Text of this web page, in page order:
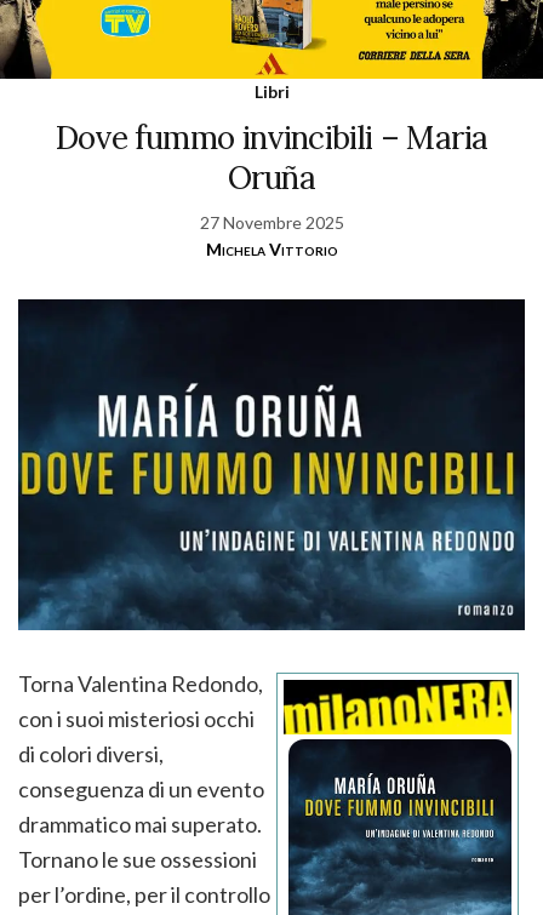
Libri
Dove fummo invincibili – Maria
Oruña
27 Novembre 2025
Michela Vittorio
Torna Valentina Redondo,
con i suoi misteriosi occhi
di colori diversi,
conseguenza di un evento
drammatico mai superato.
Tornano le sue ossessioni
per l’ordine, per il controllo